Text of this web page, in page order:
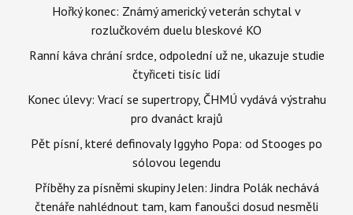
Hořký konec: Známý americký veterán schytal v
rozlučkovém duelu bleskové KO
Ranní káva chrání srdce, odpolední už ne, ukazuje studie
čtyřiceti tisíc lidí
Konec úlevy: Vrací se supertropy, ČHMÚ vydává výstrahu
pro dvanáct krajů
Pět písní, které definovaly Iggyho Popa: od Stooges po
sólovou legendu
Příběhy za písněmi skupiny Jelen: Jindra Polák nechává
čtenáře nahlédnout tam, kam fanoušci dosud nesměli